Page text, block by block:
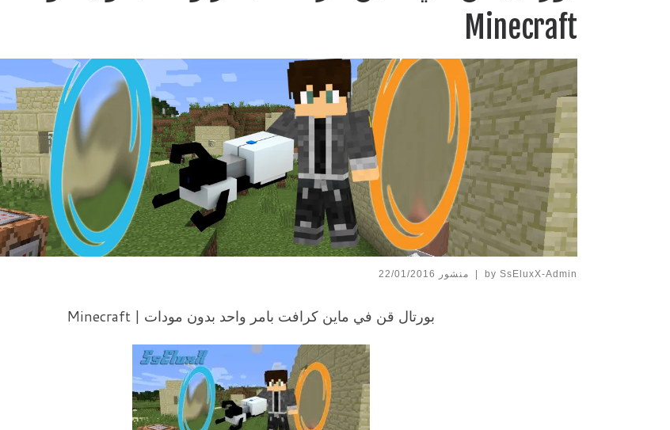
Minecraft
by SsEluxX-Admin
| منشور 22/01/2016
بورتال قن في ماين كرافت بامر واحد بدون مودات | Minecraft